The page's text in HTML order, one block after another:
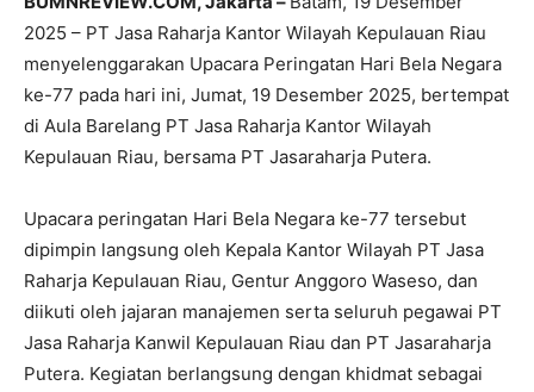
2025 – PT Jasa Raharja Kantor Wilayah Kepulauan Riau
menyelenggarakan Upacara Peringatan Hari Bela Negara
ke-77 pada hari ini, Jumat, 19 Desember 2025, bertempat
di Aula Barelang PT Jasa Raharja Kantor Wilayah
Kepulauan Riau, bersama PT Jasaraharja Putera.
Upacara peringatan Hari Bela Negara ke-77 tersebut
dipimpin langsung oleh Kepala Kantor Wilayah PT Jasa
Raharja Kepulauan Riau, Gentur Anggoro Waseso, dan
diikuti oleh jajaran manajemen serta seluruh pegawai PT
Jasa Raharja Kanwil Kepulauan Riau dan PT Jasaraharja
Putera. Kegiatan berlangsung dengan khidmat sebagai